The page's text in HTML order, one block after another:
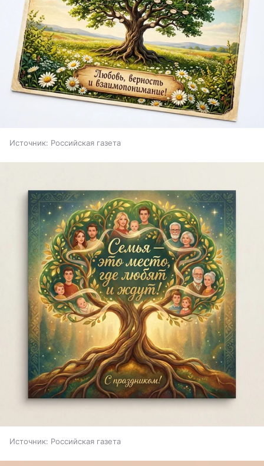
Источник: Российская газета
Источник: Российская газета